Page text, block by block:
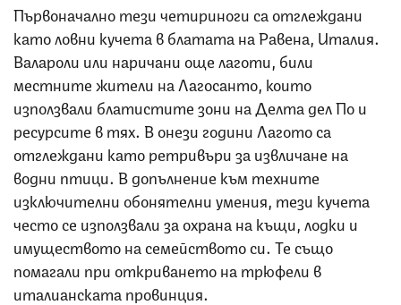
Първоначално тези четириноги са отглеждани
като ловни кучета в блатата на Равена, Италия.
Валароли или наричани още лаготи, били
местните жители на Лагосанто, които
използвали блатистите зони на Делта дел По и
ресурсите в тях. В онези години Лагото са
отглеждани като ретривъри за извличане на
водни птици. В допълнение към техните
изключителни обонятелни умения, тези кучета
често се използвали за охрана на къщи, лодки и
имуществото на семейството си. Те също
помагали при откриването на трюфели в
италианската провинция.